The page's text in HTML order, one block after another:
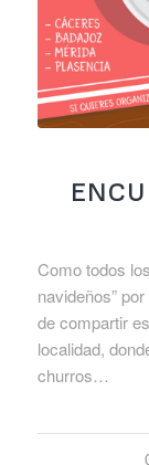
Como todos
navideños”
de compartir
localidad,
churros…